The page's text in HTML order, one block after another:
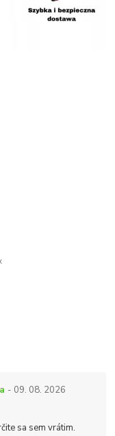
- 09. 08. 2026
sa sem vrátim.